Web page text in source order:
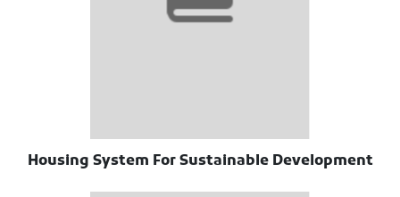
Housing System For Sustainable Development